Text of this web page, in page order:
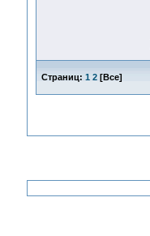
Страниц: 1 2[Все]